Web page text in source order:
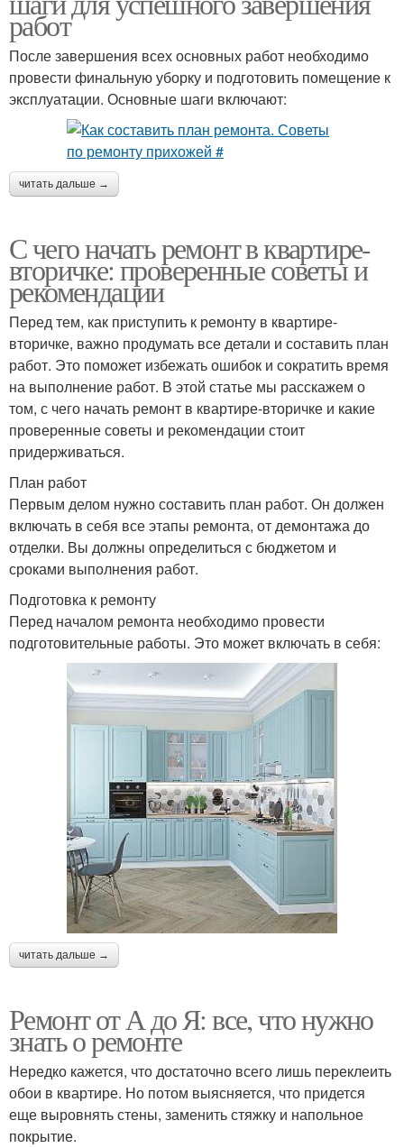
работ
После завершения всех основных работ необходимо
провести финальную уборку и подготовить помещение к
эксплуатации. Основные шаги включают:
читать дальше →
С чего начать ремонт в квартире-
вторичке: проверенные советы и
рекомендации
Перед тем, как приступить к ремонту в квартире-
вторичке, важно продумать все детали и составить план
работ. Это поможет избежать ошибок и сократить время
на выполнение работ. В этой статье мы расскажем о
том, с чего начать ремонт в квартире-вторичке и какие
проверенные советы и рекомендации стоит
придерживаться.
План работ
Первым делом нужно составить план работ. Он должен
включать в себя все этапы ремонта, от демонтажа до
отделки. Вы должны определиться с бюджетом и
сроками выполнения работ.
Подготовка к ремонту
Перед началом ремонта необходимо провести
подготовительные работы. Это может включать в себя:
читать дальше →
Ремонт от А до Я: все, что нужно
знать о ремонте
Нередко кажется, что достаточно всего лишь переклеить
обои в квартире. Но потом выясняется, что придется
еще выровнять стены, заменить стяжку и напольное
покрытие.